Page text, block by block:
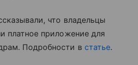
что владельцы
платное приложение для
Подробности в статье.